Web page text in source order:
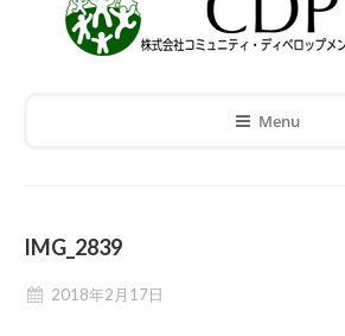
Menu
IMG_2839
2018年2月17日